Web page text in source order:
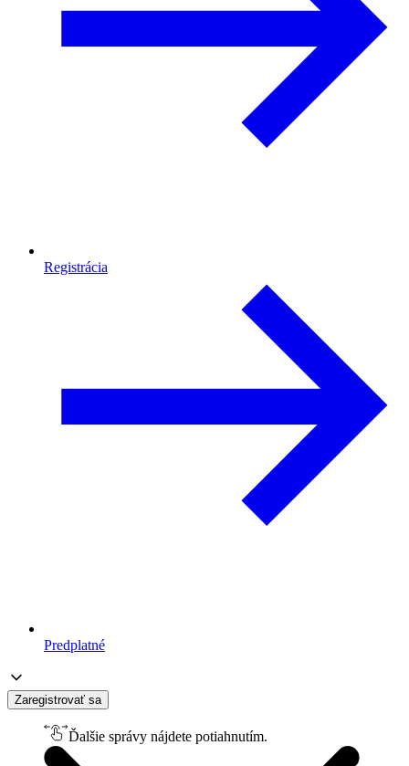
Registrácia
Predplatné
Zaregistrovať sa
Ďalšie správy nájdete potiahnutím.